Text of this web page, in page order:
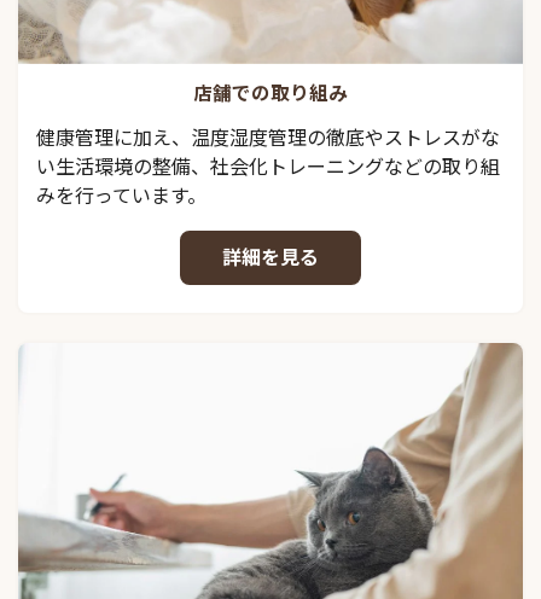
店舗での取り組み
健康管理に加え、温度湿度管理の徹底やストレスがな
い生活環境の整備、社会化トレーニングなどの取り組
みを行っています。
詳細を見る